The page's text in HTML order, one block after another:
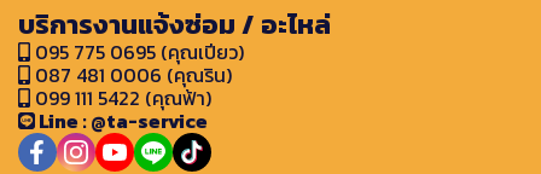
บริการงานแจ้งซ่อม / อะไหล่
095 775 0695 (คุณเปียว)
087 481 0006 (คุณริน)
099 111 5422 (คุณฟ้า)
Line : @ta-service